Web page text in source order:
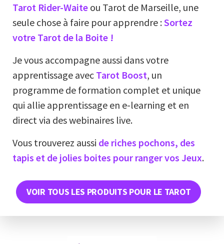
Tarot Rider-Waite ou Tarot de Marseille, une
seule chose à faire pour apprendre :Sortez
votre Tarot de la Boite !
Je vous accompagne aussi dans votre
apprentissage avec Tarot Boost, un
programme de formation complet et unique
qui allie apprentissage en e-learning et en
direct via des webinaires live.
Vous trouverez aussi de riches pochons, des
tapis et de jolies boites pour ranger vos Jeux.
VOIR TOUS LES PRODUITS POUR LE TAROT